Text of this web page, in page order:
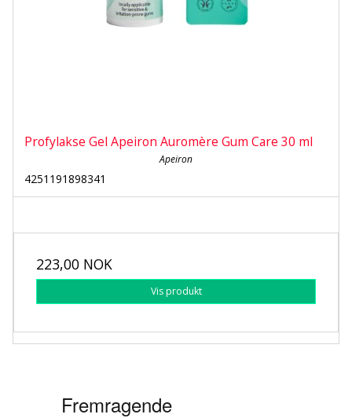
Profylakse Gel Apeiron Auromère Gum Care 30 ml
Apeiron
4251191898341
223,00 NOK
Vis produkt